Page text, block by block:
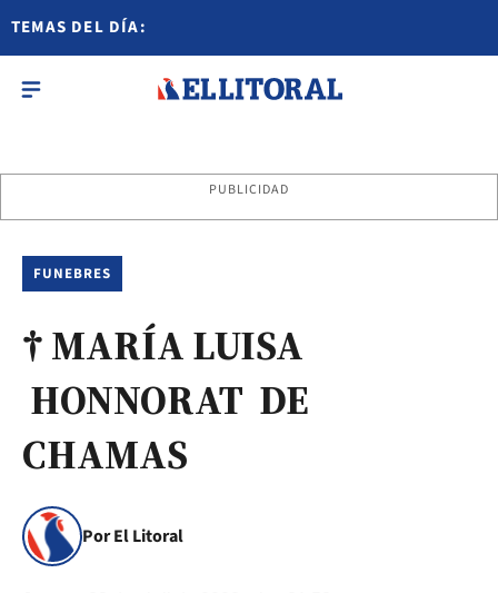
TEMAS DEL DÍA:
PUBLICIDAD
FUNEBRES
† MARÍA LUISA
HONNORAT DE
CHAMAS
Por El Litoral